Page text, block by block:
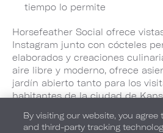
tiempo lo permite
Horsefeather Social ofrece
Instagram junto con cócteles
elaborados y creaciones
aire libre y moderno, ofrece
jardín abierto tanto para los
habitantes de la ciudad de
By visiting our website, you
and third-party tracking